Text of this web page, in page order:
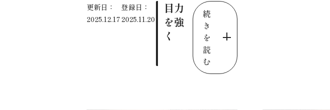
更新日：
2025.12.17
登録日：
2025.11.20
目力
を強
く
続
き
を
読
む